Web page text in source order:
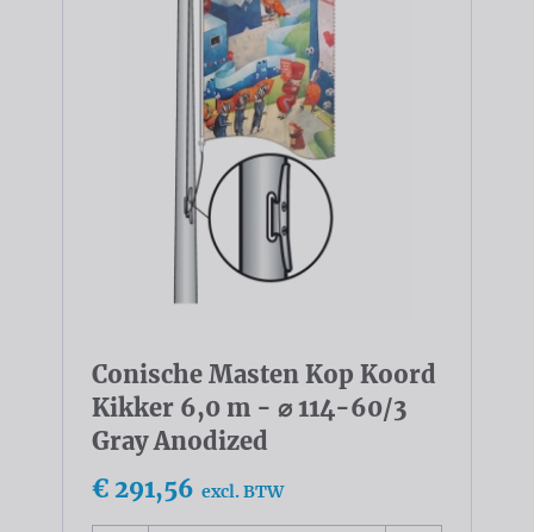
Conische Masten Kop Koord
Kikker 6,0 m - ⌀ 114-60/3
Gray Anodized
€ 291,56 excl. BTW